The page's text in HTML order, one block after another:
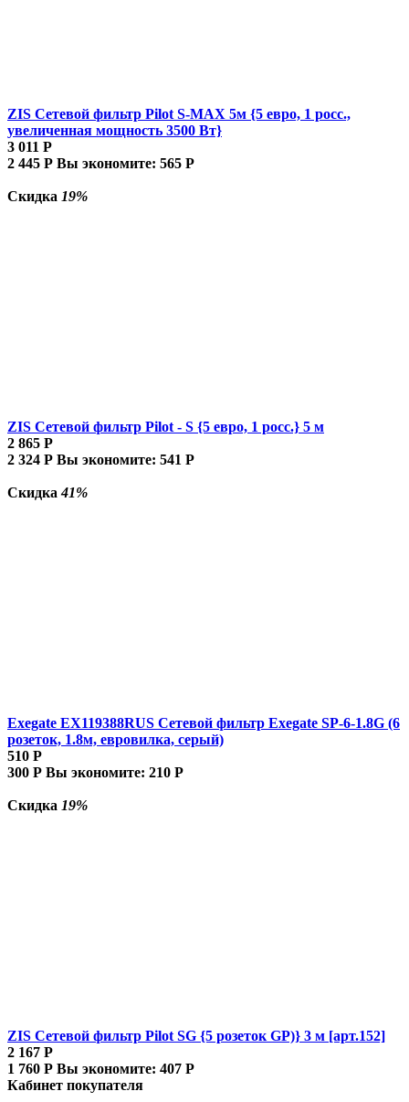
ZIS Сетевой фильтр Pilot S-MAX 5м {5 евро, 1 росс.,
увеличенная мощность 3500 Вт}
3 011 Р
2 445 Р Вы экономите: 565 Р
Скидка 19%
ZIS Сетевой фильтр Pilot - S {5 евро, 1 росс.} 5 м
2 865 Р
2 324 Р Вы экономите: 541 Р
Скидка41%
Exegate EX119388RUS Сетевой фильтр Exegate SP-6-1.8G (6
розеток, 1.8м, евровилка, серый)
510 Р
300 Р Вы экономите: 210 Р
Скидка 19%
ZIS Сетевой фильтр Pilot SG {5 розеток GP)} 3 м [арт.152]
2 167 Р
1 760 Р Вы экономите: 407 Р
Кабинет покупателя